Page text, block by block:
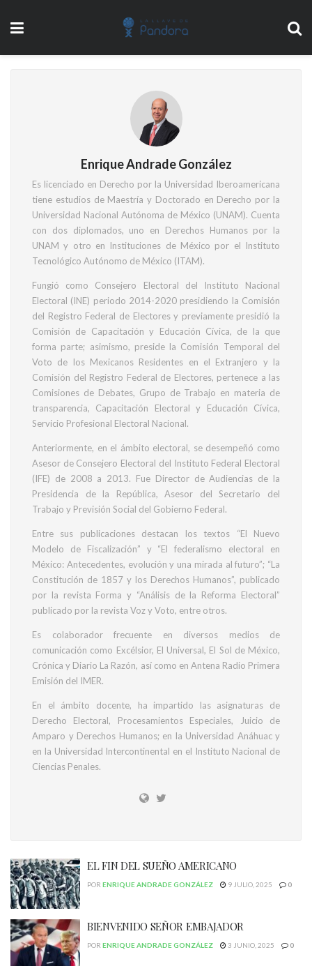
Enrique Andrade González
Es licenciado en Derecho por la Universidad Iberoamericana
tiene estudios de Maestría y Doctorado en Derecho por la
Universidad Nacional Autónoma de México (UNAM). Cuenta
con dos diplomados, uno en Derechos Humanos por la
UNAM y otro en Instituciones de México por el Instituto
Tecnológico Autónomo de México (ITAM).
Fungió como Consejero Electoral del Instituto Nacional
Electoral (INE) periodo 2014-2020 presidiendo la Comisión
del Registro Federal de Electores y previamente presidió la
Comisión de Capacitación y Educación Cívica, de la que
forma parte; asimismo, preside la Comisión Temporal del
Voto de los Mexicanos Residentes en el Extranjero y la
Comisión del Registro Federal de Electores, pertenece a las
Comisiones de Debates, Grupo de Trabajo en materia de
transparencia, Capacitación Electoral y Educación Cívica,
Servicio Profesional Electoral Nacional.
Anteriormente, en el ámbito electoral, se desempeñó como
Asesor de Consejero Electoral del Instituto Federal Electoral
(IFE) de 2008 a 2013. Fue Director de Audiencias de la
Presidencia de la República, Asesor del Secretario del
Trabajo y Previsión Social del Gobierno Federal.
Entre sus publicaciones destacan los textos “El Nuevo
Modelo de Fiscalización” y “El federalismo electoral en
México: Antecedentes, evolución y una mirada al futuro”; “La
Constitución de 1857 y los Derechos Humanos”, publicado
por la revista Forma y “Análisis de la Reforma Electoral”
publicado por la revista Voz y Voto, entre otros.
Es colaborador frecuente en diversos medios de
comunicación como Excélsior, El Universal, El Sol de México,
Crónica y Diario La Razón, así como en Antena Radio Primera
Emisión del IMER.
En el ámbito docente, ha impartido las asignaturas de
Derecho Electoral, Procesamientos Especiales, Juicio de
Amparo y Derechos Humanos; en la Universidad Anáhuac y
en la Universidad Intercontinental en el Instituto Nacional de
Ciencias Penales.
EL FIN DEL SUEÑO AMERICANO
POR ENRIQUE ANDRADE GONZÁLEZ 9 JULIO, 2025 0
BIENVENIDO SEÑOR EMBAJADOR
POR ENRIQUE ANDRADE GONZÁLEZ 3 JUNIO, 2025 0